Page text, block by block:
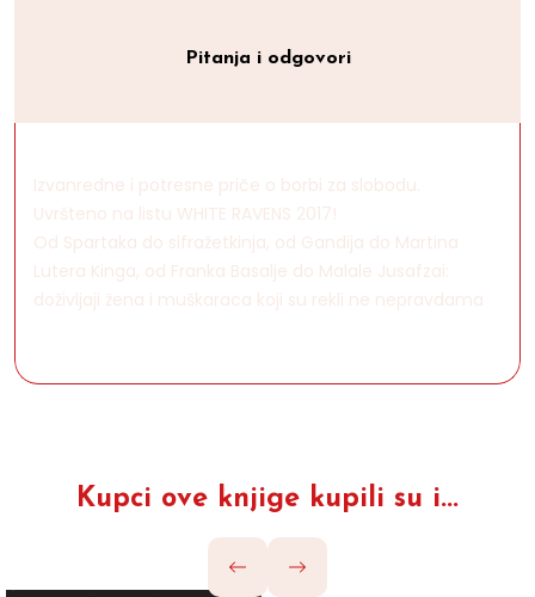
Pitanja i odgovori
Izvanredne i potresne priče o borbi za slobodu.
Uvršteno na listu WHITE RAVENS 2017!
Od Spartaka do sifražetkinja, od Gandija do Martina
Lutera Kinga, od Franka Basalje do Malale Jusafzai:
doživljaji žena i muškaraca koji su rekli ne nepravdama
Kupci ove knjige kupili su i...